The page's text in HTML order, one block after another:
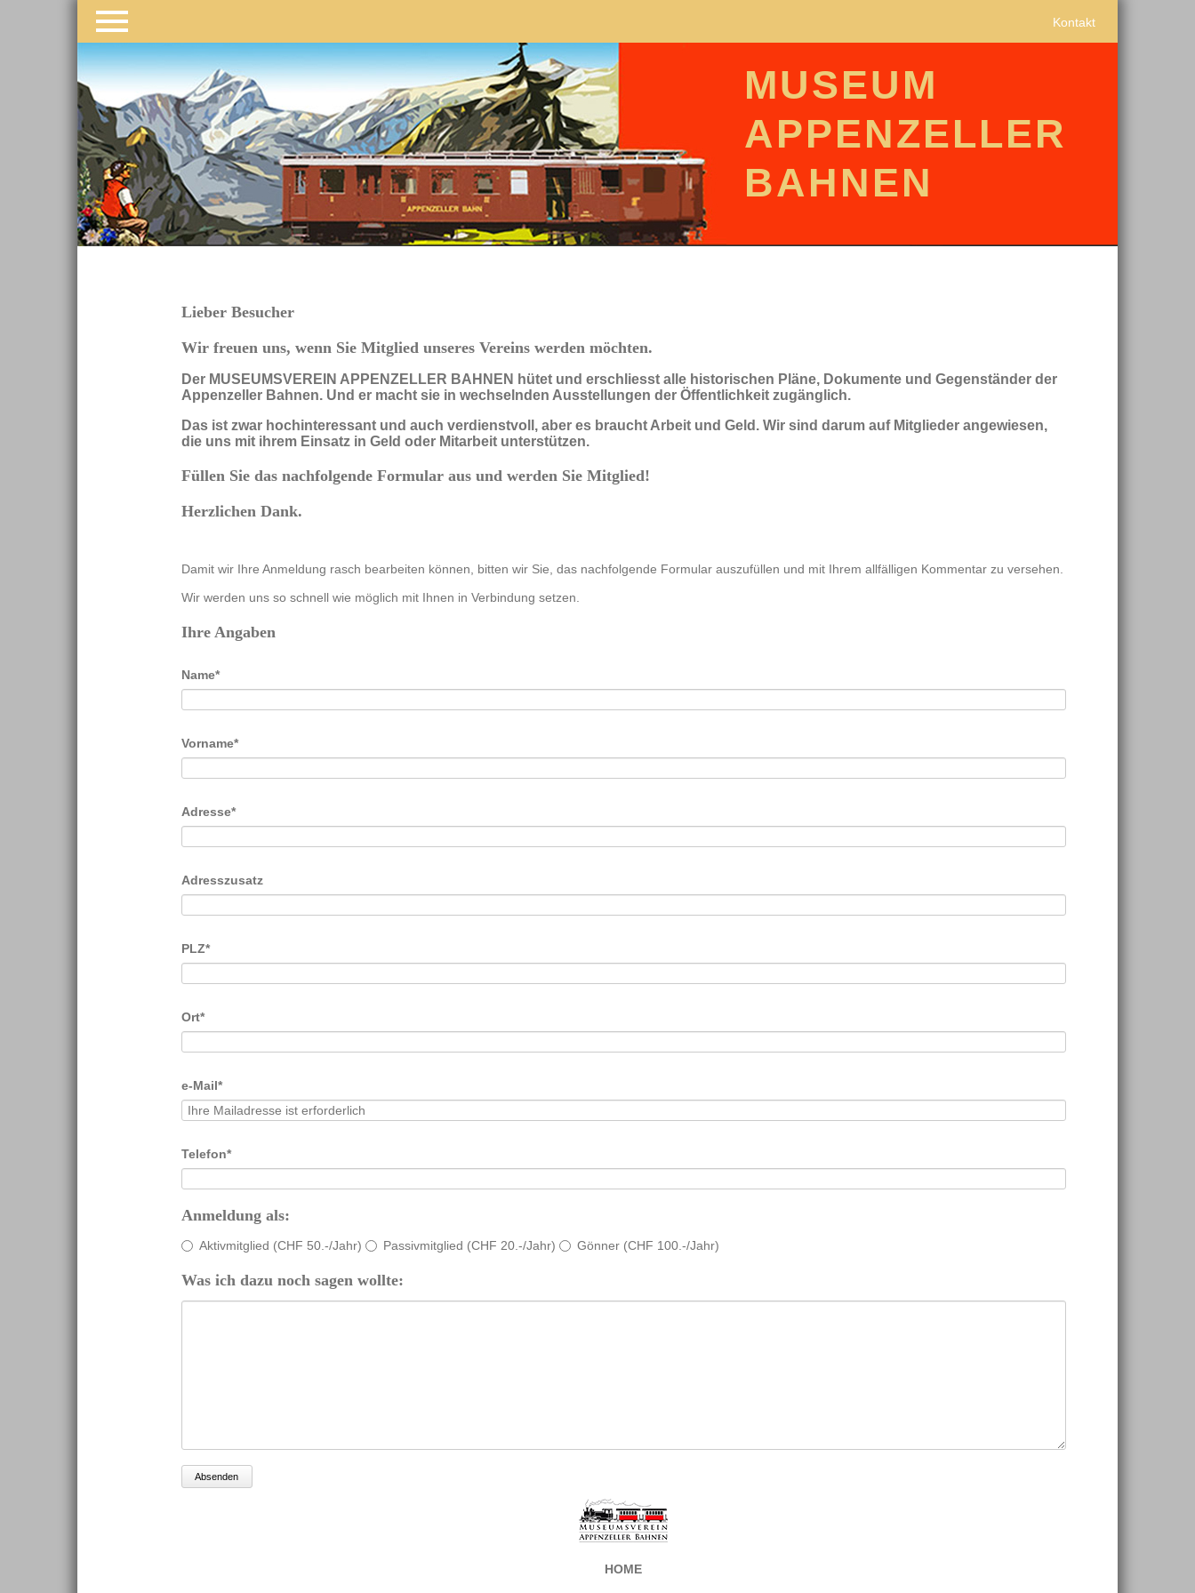
Navigation
überspringen
Kontakt
MUSEUM
APPENZELLER
BAHNEN
Lieber Besucher
Wir freuen uns, wenn Sie Mitglied unseres Vereins werden möchten.
Der MUSEUMSVEREIN APPENZELLER BAHNEN hütet und erschliesst alle historischen Pläne, Dokumente und Gegenständer der
Appenzeller Bahnen. Und er macht sie in wechselnden Ausstellungen der Öffentlichkeit zugänglich.
Das ist zwar hochinteressant und auch verdienstvoll, aber es braucht Arbeit und Geld. Wir sind darum auf Mitglieder angewiesen,
die uns mit ihrem Einsatz in Geld oder Mitarbeit unterstützen.
Füllen Sie das nachfolgende Formular aus und werden Sie Mitglied!
Herzlichen Dank.
Damit wir Ihre Anmeldung rasch bearbeiten können, bitten wir Sie, das nachfolgende Formular auszufüllen und mit Ihrem allfälligen Kommentar zu versehen.
Wir werden uns so schnell wie möglich mit Ihnen in Verbindung setzen.
Ihre Angaben
Pflichtfeld
Name*
Pflichtfeld
Vorname*
Pflichtfeld
Adresse*
Adresszusatz
Pflichtfeld
PLZ*
Pflichtfeld
Ort*
Pflichtfeld
e-Mail*
Pflichtfeld
Telefon*
Anmeldung als:
Aktivmitglied (CHF 50.-/Jahr) Passivmitglied (CHF 20.-/Jahr) Gönner (CHF 100.-/Jahr)
Was ich dazu noch sagen wollte:
Absenden
HOME